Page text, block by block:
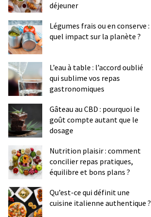
déjeuner
Légumes frais ou en conserve :
quel impact sur la planète ?
L’eau à table : l’accord oublié
qui sublime vos repas
gastronomiques
Gâteau au CBD : pourquoi le
goût compte autant que le
dosage
Nutrition plaisir : comment
concilier repas pratiques,
équilibre et bons plans ?
Qu’est-ce qui définit une
cuisine italienne authentique ?